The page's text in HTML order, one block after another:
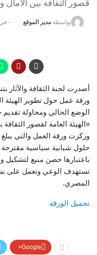
قصور الثقافة بين الآمال
بواسطة مدير الموقع في
أصدرت لجنة الثقافة والآثار
ورقة عمل حول تطوير الهيئة
الوضع الحالي ومحاولة
«الهيئة العامة لقصور الثقافة
حلول شبابية سياسية مقترحة
باعتبارها حصن منيع
تستهدف الوعي وتعمل على
المصري.
تحميل الورقة
Google+